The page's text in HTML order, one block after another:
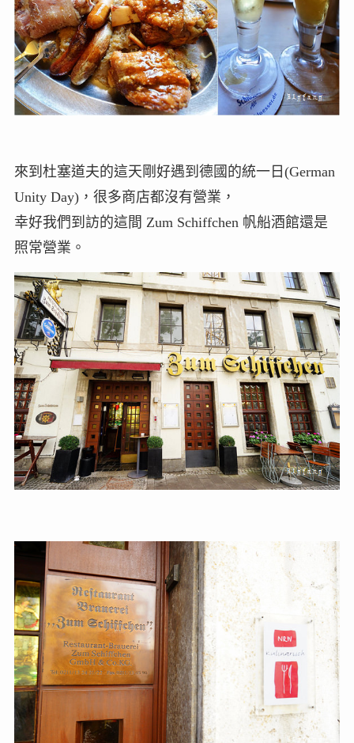
來到杜塞道夫的這天剛好遇到德國的統一日(German
Unity Day)，很多商店都沒有營業，
幸好我們到訪的這間 Zum Schiffchen 帆船酒館還是
照常營業。